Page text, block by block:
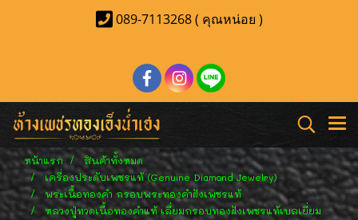
089-7113268 ( คุณหน่อย )
หน้าแรก
สินค้าทั้งหมด
เครื่องประดับเพชรแท้ (Genuine Diamond Jewelry)
พระเนื้อทองคำ กรอบพระทองคำฝังเพชรแท้
หลวงปู่ทวดเนื้อทองคำแท้ เลี่ยมกรอบทองฝังเพชรแท้เบลเยี่ยม